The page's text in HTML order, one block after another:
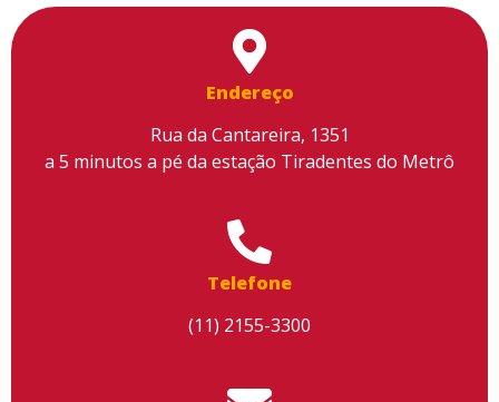
Endereço
Rua da Cantareira, 1351
a 5 minutos a pé da estação Tiradentes do Metrô
Telefone
(11) 2155-3300
Utilizamos cookies para facilitar o uso do site, personalizar o
conteúdo, melhorar o seu desempenho e proporcionar mais
segurança à sua navegação. Para saber mais, consulte nossa
Política de Privacidade
Aceitar cookies